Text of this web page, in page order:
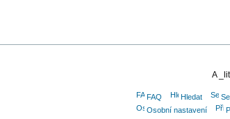
A
FAQ Hledat
Osobní nastavení